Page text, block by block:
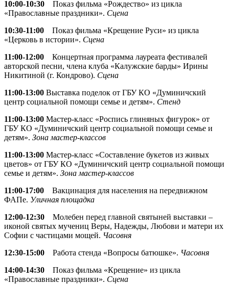
10:00-10:30 Показ фильма «Рождество» из цикла
«Православные праздники». Сцена
10:30-11:00 Показ фильма «Крещение Руси» из цикла
«Церковь в истории». Сцена
11:00-12:00 Концертная программа лауреата фестивалей
авторской песни, члена клуба «Калужские барды» Ирины
Никитиной (г. Кондрово). Сцена
11:00-13:00 Выставка поделок от ГБУ КО «Думиничский
центр социальной помощи семье и детям». Стенд
11:00-13:00 Мастер-класс «Роспись глиняных фигурок» от
ГБУ КО «Думиничский центр социальной помощи семье и
детям». Зона мастер-классов
11:00-13:00 Мастер-класс «Составление букетов из живых
цветов» от ГБУ КО «Думиничский центр социальной помощи
семье и детям». Зона мастер-классов
11:00-17:00 Вакцинация для населения на передвижном
ФАПе. Уличная площадка
12:00-12:30 Молебен перед главной святыней выставки –
иконой святых мучениц Веры, Надежды, Любови и матери их
Софии с частицами мощей. Часовня
12:30-15:00 Работа стенда «Вопросы батюшке». Часовня
14:00-14:30 Показ фильма «Крещение» из цикла
«Православные праздники». Сцена